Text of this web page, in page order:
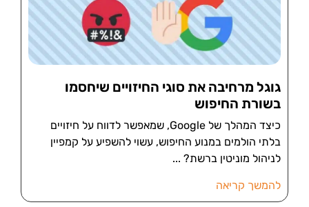
גוגל מרחיבה את סוגי החיזויים שיחסמו
בשורת החיפוש
כיצד המהלך של Google, שמאפשר לדווח על חיזויים
בלתי הולמים במנוע החיפוש, עשוי להשפיע על קמפיין
לניהול מוניטין ברשת?
להמשך קריאה